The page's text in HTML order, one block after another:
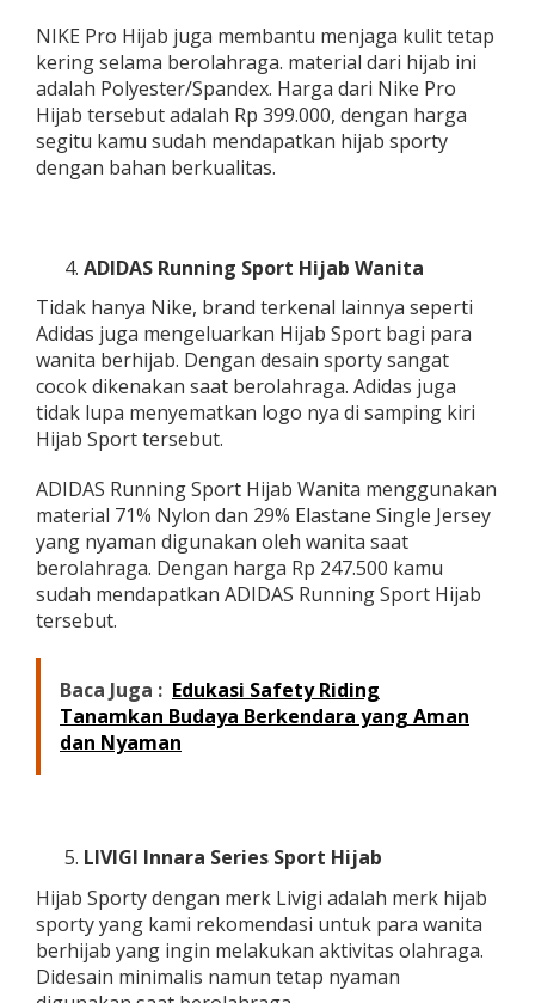
NIKE Pro Hijab juga membantu menjaga kulit tetap
kering selama berolahraga. material dari hijab ini
adalah Polyester/Spandex. Harga dari Nike Pro
Hijab tersebut adalah Rp 399.000, dengan harga
segitu kamu sudah mendapatkan hijab sporty
dengan bahan berkualitas.
ADIDAS Running Sport Hijab Wanita
Tidak hanya Nike, brand terkenal lainnya seperti
Adidas juga mengeluarkan Hijab Sport bagi para
wanita berhijab. Dengan desain sporty sangat
cocok dikenakan saat berolahraga. Adidas juga
tidak lupa menyematkan logo nya di samping kiri
Hijab Sport tersebut.
ADIDAS Running Sport Hijab Wanita menggunakan
material 71% Nylon dan 29% Elastane Single Jersey
yang nyaman digunakan oleh wanita saat
berolahraga. Dengan harga Rp 247.500 kamu
sudah mendapatkan ADIDAS Running Sport Hijab
tersebut.
Baca Juga : Edukasi Safety Riding
Tanamkan Budaya Berkendara yang Aman
dan Nyaman
LIVIGI Innara Series Sport Hijab
Hijab Sporty dengan merk Livigi adalah merk hijab
sporty yang kami rekomendasi untuk para wanita
berhijab yang ingin melakukan aktivitas olahraga.
Didesain minimalis namun tetap nyaman